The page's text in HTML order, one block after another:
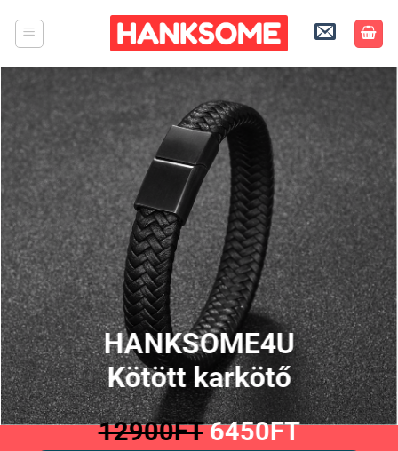
HANKSOME4U
Kötött karkötő
12900FT6450FT